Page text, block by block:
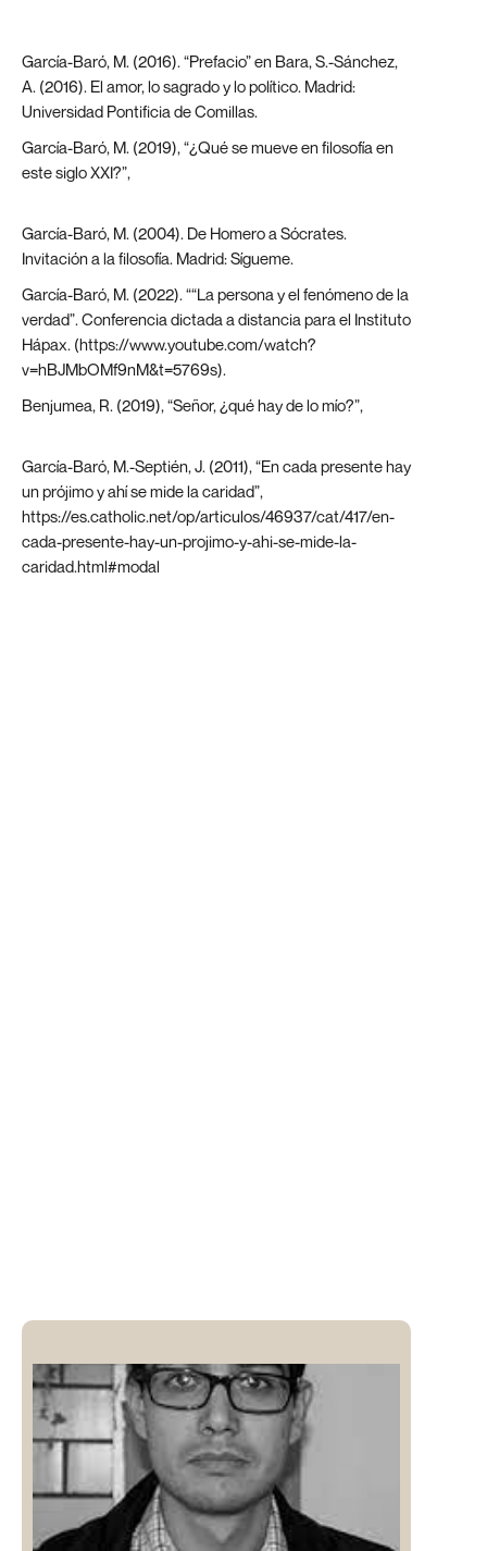
García-Baró, M. (2016). “Prefacio” en Bara, S.-Sánchez,
A. (2016). El amor, lo sagrado y lo político. Madrid:
Universidad Pontificia de Comillas.
García-Baró, M. (2019), “¿Qué se mueve en filosofía en
este siglo XXI?”,
García-Baró, M. (2004). De Homero a Sócrates.
Invitación a la filosofía. Madrid: Sígueme.
García-Baró, M. (2022). ““La persona y el fenómeno de la
verdad”. Conferencia dictada a distancia para el Instituto
Hápax. (https://www.youtube.com/watch?
v=hBJMbOMf9nM&t=5769s).
Benjumea, R. (2019), “Señor, ¿qué hay de lo mío?”,
García-Baró, M.-Septién, J. (2011), “En cada presente hay
un prójimo y ahí se mide la caridad”,
https://es.catholic.net/op/articulos/46937/cat/417/en-
cada-presente-hay-un-projimo-y-ahi-se-mide-la-
caridad.html#modal